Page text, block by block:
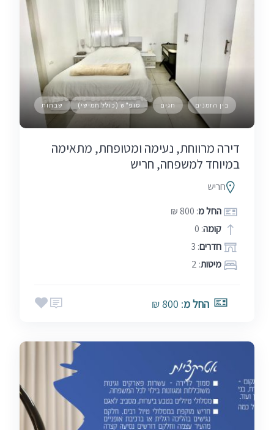
בין הזמנים חגים סופ"ש (כולל חמישי) שבתות
דירה מרווחת, נעימה ומטופחת, מתאימה
במיוחד למשפחה, חריש
חריש
החל מ: 800 ₪
קומה: 0
חדרים: 3
מיטות: 2
החל מ: 800 ₪